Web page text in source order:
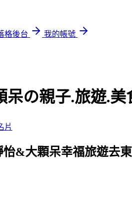
格後台
我的帳號
の親子.旅遊.
片
怡&大顆呆幸福旅遊去